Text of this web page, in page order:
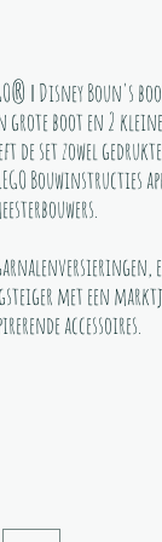
ǀ Disney Boun's
grote boot en 2
de set zowel gedrukte
Bouwinstructies
met een
accessoires.
plus 3 LEGO Ongi
creativiteit
ǀ Disney Boun's boot
voor allerlei creatieve